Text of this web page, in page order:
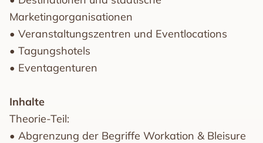
Marketingorganisationen
• Veranstaltungszentren und Eventlocations
• Tagungshotels
• Eventagenturen
Inhalte
Theorie-Teil:
• Abgrenzung der Begriffe Workation & Bleisure